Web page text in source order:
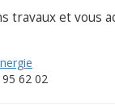
travaux et vous
62 02